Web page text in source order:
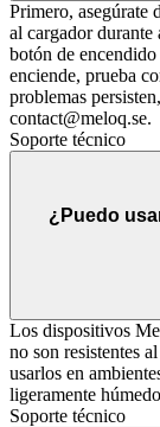
Primero, asegúrate
al cargador
botón de
enciende, prueba
problemas
contact@meloq.se.
Soporte técnico
¿Puedo
Los dispositivos
no son resistentes
usarlos en
ligeramente
Soporte técnico